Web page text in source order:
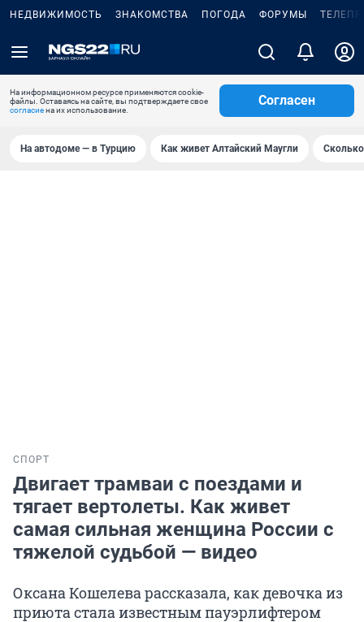
НЕДВИЖИМОСТЬ ЗНАКОМСТВА ПОГОДА ФОРУМЫ
На информационном ресурсе применяются cookie-
файлы. Оставаясь на сайте, вы подтверждаете свое
согласиена их использование.
Согласен
На автодоме — в Турцию Как живет Алтайский Маугли
СПОРТ
Двигает трамваи с поездами и
тягает вертолеты. Как живет
самая сильная женщина России с
тяжелой судьбой — видео
Оксана Кошелева рассказала, как девочка из
приюта стала известным пауэрлифтером